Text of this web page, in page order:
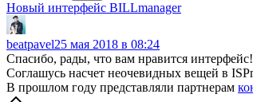
Новый интерфейс BILLmanager
beatpavel25 мая 2018 в 08:24
Спасибо, рады, что вам нравится интерфейс!
Соглашусь насчет неочевидных вещей в
В прошлом году представляли партнерам